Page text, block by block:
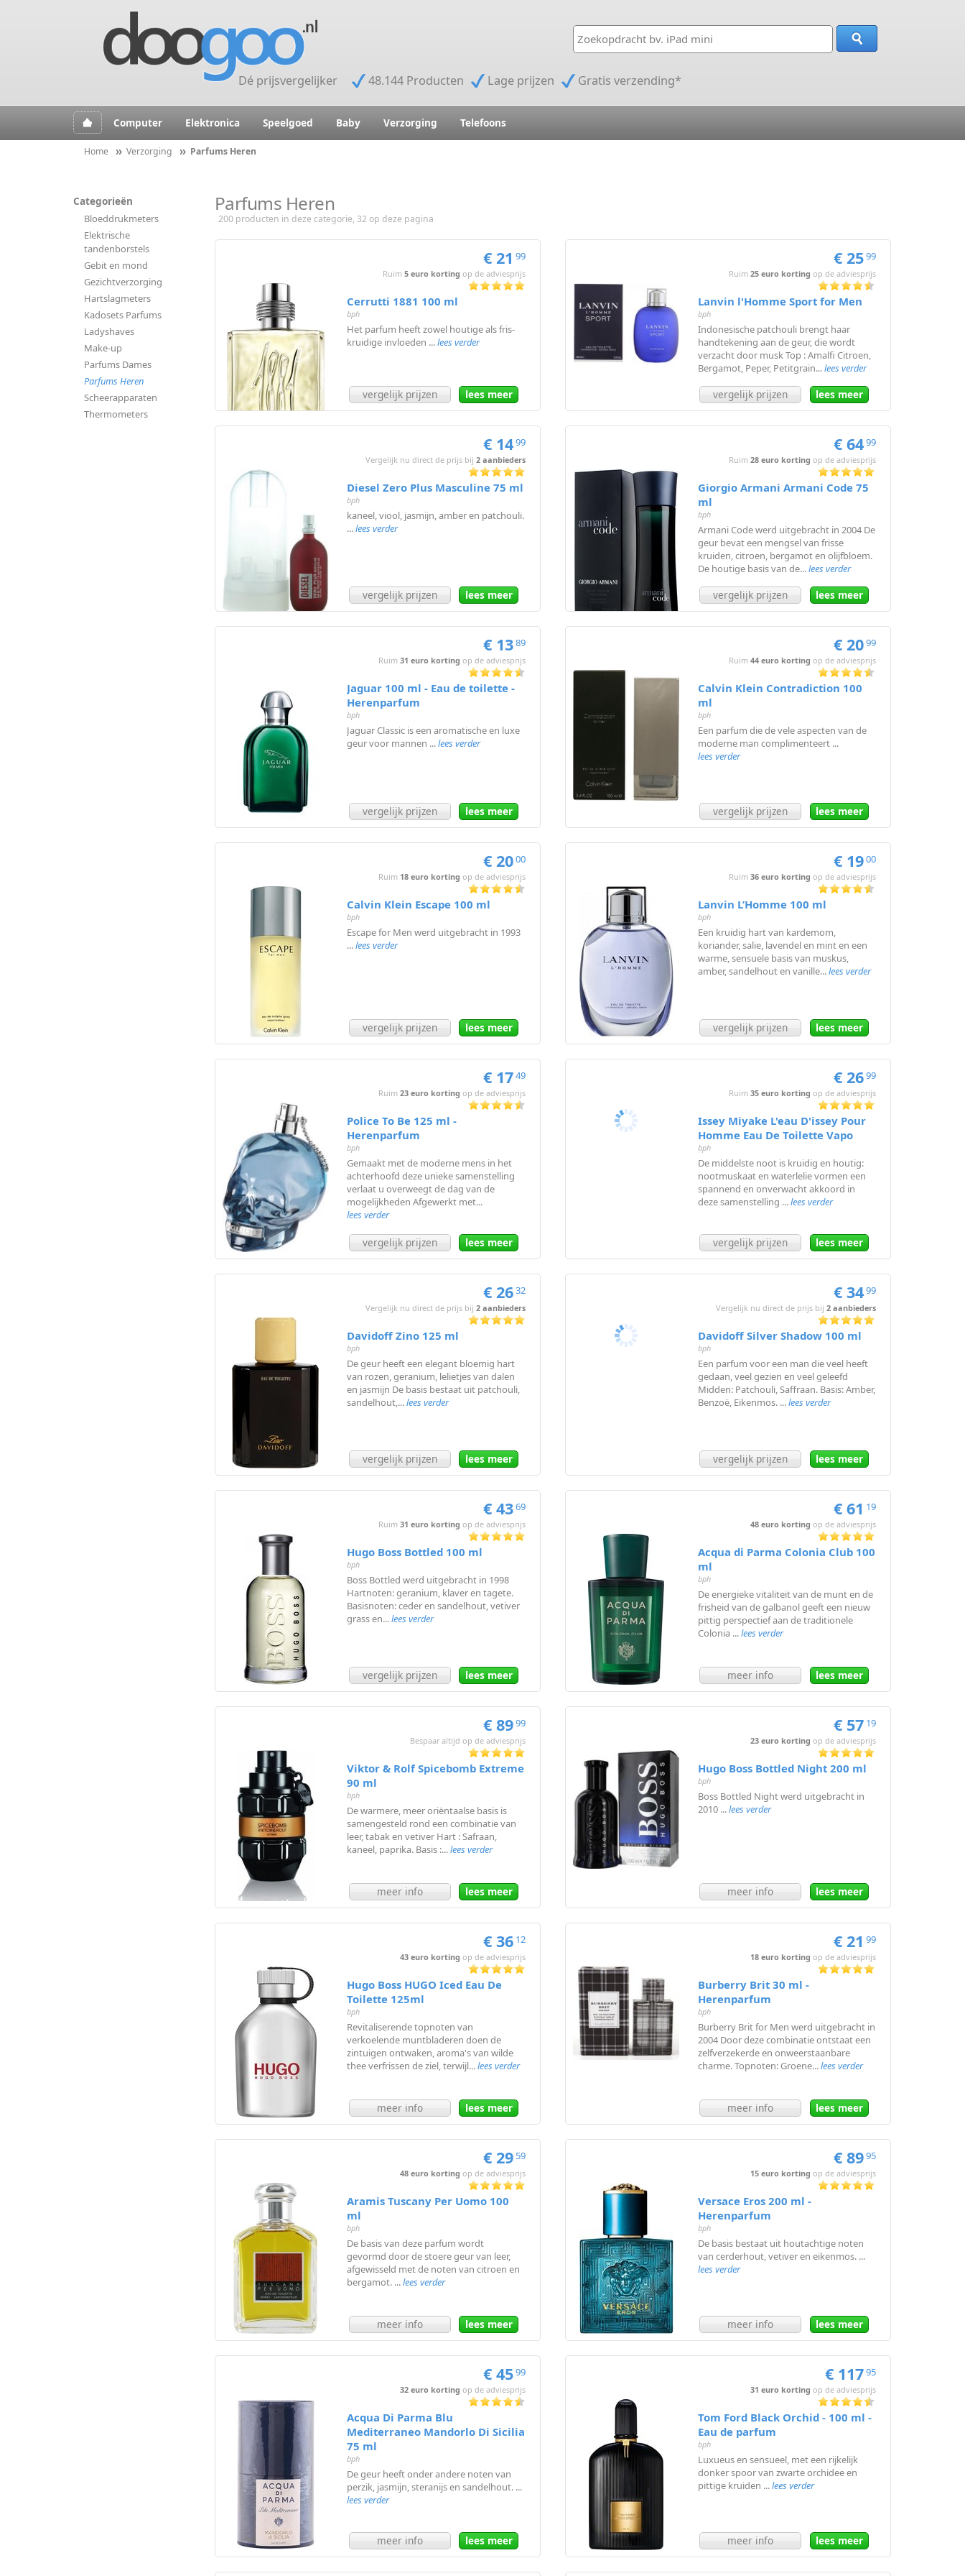
Dé prijsvergelijker 48.144 Producten Lage prijzen Gratis verzending*
Computer Elektronica Speelgoed Baby Verzorging Telefoons
Home Verzorging Parfums Heren
Categorieën
Bloeddrukmeters
Elektrische
tandenborstels
Gebit en mond
Gezichtverzorging
Hartslagmeters
Kadosets Parfums
Ladyshaves
Make-up
Parfums Dames
Parfums Heren
Scheerapparaten
Thermometers
Parfums Heren
200 producten in deze categorie, 32 op deze pagina
€ 21 99
Ruim5 euro korting op de adviesprijs
Cerrutti 1881 100 ml
bph
Het parfum heeft zowel houtige als fris-
kruidige invloeden ...lees verder
vergelijk prijzen lees meer
€ 2599
Ruim25 euro korting op de adviesprijs
Lanvin l'Homme Sport for Men
bph
Indonesische patchouli brengt haar
handtekening aan de geur, die wordt
verzacht door musk Top : Amalfi Citroen,
Bergamot, Peper, Petitgrain...lees verder
vergelijk prijzen lees meer
€ 1499
Vergelijk nu direct de prijs bij2 aanbieders
Diesel Zero Plus Masculine 75 ml
bph
kaneel, viool, jasmijn, amber en patchouli.
...lees verder
vergelijk prijzen lees meer
€ 6499
Ruim28 euro korting op de adviesprijs
Giorgio Armani Armani Code 75
ml
bph
Armani Code werd uitgebracht in 2004 De
geur bevat een mengsel van frisse
kruiden, citroen, bergamot en olijfbloem.
De houtige basis van de...lees verder
vergelijk prijzen lees meer
€ 1389
Ruim31 euro korting op de adviesprijs
Jaguar 100 ml - Eau de toilette -
Herenparfum
bph
Jaguar Classic is een aromatische en luxe
geur voor mannen ...lees verder
vergelijk prijzen lees meer
€ 2099
Ruim44 euro korting op de adviesprijs
Calvin Klein Contradiction 100
ml
bph
Een parfum die de vele aspecten van de
moderne man complimenteert ...
lees verder
vergelijk prijzen lees meer
€ 2000
Ruim 18 euro korting op de adviesprijs
Calvin Klein Escape 100 ml
bph
Escape for Men werd uitgebracht in 1993
...lees verder
vergelijk prijzen lees meer
€ 1900
Ruim36 euro korting op de adviesprijs
Lanvin L’Homme 100 ml
bph
Een kruidig hart van kardemom,
koriander, salie, lavendel en mint en een
warme, sensuele basis van muskus,
amber, sandelhout en vanille...lees verder
vergelijk prijzen lees meer
€ 1749
Ruim23 euro korting op de adviesprijs
Police To Be 125 ml -
Herenparfum
bph
Gemaakt met de moderne mens in het
achterhoofd deze unieke samenstelling
verlaat u overweegt de dag van de
mogelijkheden Afgewerkt met...
lees verder
vergelijk prijzen lees meer
€ 2699
Ruim35 euro korting op de adviesprijs
Issey Miyake L'eau D'issey Pour
Homme Eau De Toilette Vapo
bph
De middelste noot is kruidig en houtig:
nootmuskaat en waterlelie vormen een
spannend en onverwacht akkoord in
deze samenstelling ...lees verder
vergelijk prijzen lees meer
€ 2632
Vergelijk nu direct de prijs bij2 aanbieders
Davidoff Zino 125 ml
bph
De geur heeft een elegant bloemig hart
van rozen, geranium, lelietjes van dalen
en jasmijn De basis bestaat uit patchouli,
sandelhout,...lees verder
vergelijk prijzen lees meer
€ 3499
Vergelijk nu direct de prijs bij2 aanbieders
Davidoff Silver Shadow 100 ml
bph
Een parfum voor een man die veel heeft
gedaan, veel gezien en veel geleefd
Midden: Patchouli, Saffraan. Basis: Amber,
Benzoë, Eikenmos. ...lees verder
vergelijk prijzen lees meer
€ 4369
Ruim31 euro korting op de adviesprijs
Hugo Boss Bottled 100 ml
bph
Boss Bottled werd uitgebracht in 1998
Hartnoten: geranium, klaver en tagete.
Basisnoten: ceder en sandelhout, vetiver
grass en...lees verder
vergelijk prijzen lees meer
€ 61 19
48 euro korting op de adviesprijs
Acqua di Parma Colonia Club 100
ml
bph
De energieke vitaliteit van de munt en de
frisheid van de galbanol geeft een nieuw
pittig perspectief aan de traditionele
Colonia ...lees verder
meer info lees meer
€ 8999
Bespaar altijd op de adviesprijs
Viktor & Rolf Spicebomb Extreme
90 ml
bph
De warmere, meer oriëntaalse basis is
samengesteld rond een combinatie van
leer, tabak en vetiver Hart : Safraan,
kaneel, paprika. Basis :...lees verder
meer info lees meer
€ 57 19
23 euro korting op de adviesprijs
Hugo Boss Bottled Night 200 ml
bph
Boss Bottled Night werd uitgebracht in
2010 ...lees verder
meer info lees meer
€ 36 12
43 euro korting op de adviesprijs
Hugo Boss HUGO Iced Eau De
Toilette 125ml
bph
Revitaliserende topnoten van
verkoelende muntbladeren doen de
zintuigen ontwaken, aroma's van wilde
thee verfrissen de ziel, terwijl...lees verder
meer info lees meer
€ 21 99
18 euro korting op de adviesprijs
Burberry Brit 30 ml -
Herenparfum
bph
Burberry Brit for Men werd uitgebracht in
2004 Door deze combinatie ontstaat een
zelfverzekerde en onweerstaanbare
charme. Topnoten: Groene...lees verder
meer info lees meer
€ 29 59
48 euro korting op de adviesprijs
Aramis Tuscany Per Uomo 100
ml
bph
De basis van deze parfum wordt
gevormd door de stoere geur van leer,
afgewisseld met de noten van citroen en
bergamot. ...lees verder
meer info lees meer
€ 8995
15 euro korting op de adviesprijs
Versace Eros 200 ml -
Herenparfum
bph
De basis bestaat uit houtachtige noten
van cerderhout, vetiver en eikenmos. ...
lees verder
meer info lees meer
€ 4599
32 euro korting op de adviesprijs
Acqua Di Parma Blu
Mediterraneo Mandorlo Di Sicilia
75 ml
bph
De geur heeft onder andere noten van
perzik, jasmijn, steranijs en sandelhout. ...
lees verder
meer info lees meer
€ 11795
31 euro korting op de adviesprijs
Tom Ford Black Orchid - 100 ml -
Eau de parfum
bph
Luxueus en sensueel, met een rijkelijk
donker spoor van zwarte orchidee en
pittige kruiden ...lees verder
meer info lees meer